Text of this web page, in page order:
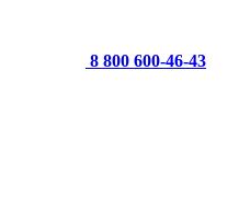
8 800 600-46-43